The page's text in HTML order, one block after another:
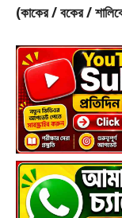
(কাকের / বকের /